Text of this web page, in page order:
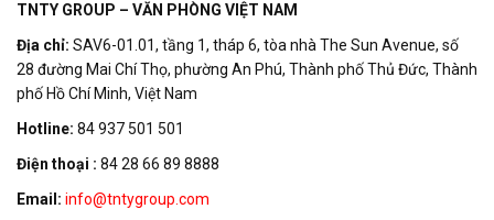
TNTY GROUP – VĂN PHÒNG VIỆT NAM
Địa chỉ: SAV6-01.01, tầng 1, tháp 6, tòa nhà The Sun Avenue, số
28 đường Mai Chí Thọ, phường An Phú, Thành phố Thủ Đức, Thành
phố Hồ Chí Minh, Việt Nam
Hotline: 84 937 501 501
Điện thoại : 84 28 66 89 8888
Email: info@tntygroup.com